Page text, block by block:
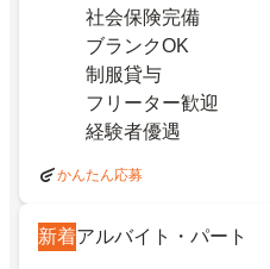
社会保険完備
ブランクOK
制服貸与
フリーター歓迎
経験者優遇
かんたん応募
新着アルバイト・パート